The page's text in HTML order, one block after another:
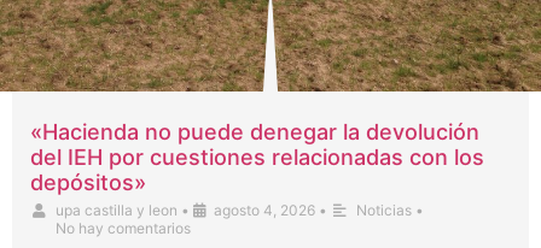
«Hacienda no puede denegar la devolución
del IEH por cuestiones relacionadas con los
depósitos»
upa castilla y leon • agosto 4, 2026 • Noticias •
No hay comentarios